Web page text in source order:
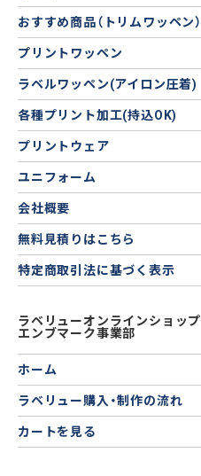
おすすめ商品（トリムワッペン）
プリントワッペン
ラベルワッペン(アイロン圧着)
各種プリント加工(持込OK)
プリントウェア
ユニフォーム
会社概要
無料見積りはこちら
特定商取引法に基づく表示
ラベリューオンラインショップ
エンブマーク事業部
ホーム
ラベリュー購入・制作の流れ
カートを見る